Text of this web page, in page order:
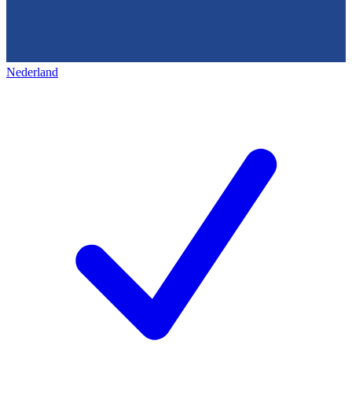
Nederland